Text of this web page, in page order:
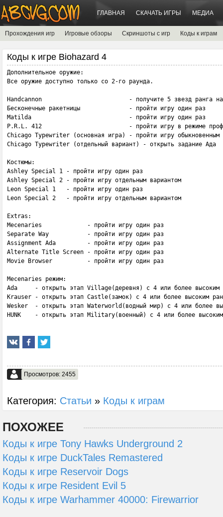
ГЛАВНАЯ СКАЧАТЬ ИГРЫ МЕДИА
Прохождения игр Игровые обзоры Скриншоты с игр Коды к играм
Коды к игре Biohazard 4
Дополнительное оружие:
Все оружие доступно только со 2-го раунда.
Handcannon 	                   - получите 5 звезд ранга на всех этапах наемников
Бесконечные ракетницы              - пройти игру один раз
Matilda 	                   - пройти игру один раз
P.R.L. 412                         - пройти игру в режиме
Chicago Typewriter (основная игра) - пройти игру обыкновенным
Chicago Typewriter (отдельный вариант) - открыть задание Ада
Костюмы:
Ashley Special 1 - пройти игру один раз
Ashley Special 2 - пройти игру отдельным вариантом
Leon Special 1   - пройти игру один раз
Leon Special 2   - пройти игру отдельным вариантом
Extras:
Mecenaries             - пройти игру один раз
Separate Way           - пройти игру один раз
Assignment Ada         - пройти игру один раз
Alternate Title Screen - пройти игру один раз
Movie Browser          - пройти игру один раз
Mecenaries режим:
Ada     - открыть этап Village(деревня) с 4 или более высоким
Krauser - открыть этап Castle(замок) с 4 или более высоким
Wesker  - открыть этап Waterworld(водный мир) с 4 или более
HUNK    - открыть этап Military(военный) с 4 или более
Просмотров: 2455
Категория: Статьи » Коды к играм
ПОХОЖЕЕ
Коды к игре Tony Hawks Underground 2
Коды к игре DuckTales Remastered
Коды к игре Reservoir Dogs
Коды к игре Resident Evil 5
Коды к игре Warhammer 40000: Firewarrior